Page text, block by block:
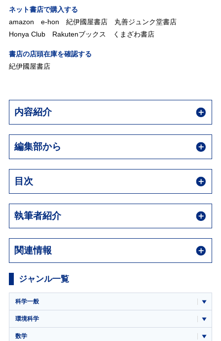
ネット書店で購入する
amazon
e-hon 紀伊國屋書店
丸善ジュンク堂書店
Honya Club
Rakutenブックス くまざわ書店
書店の店頭在庫を確認する
紀伊國屋書店
内容紹介
編集部から
目次
執筆者紹介
関連情報
ジャンル一覧
科学一般
環境科学
数学